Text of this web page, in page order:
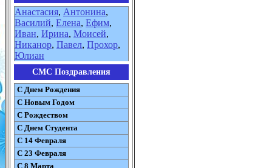
Анастасия, Антонина,
Василий, Елена, Ефим,
Иван, Ирина, Моисей,
Никанор, Павел, Прохор,
Юлиан
СМС Поздравления
С Днем Рождения
С Новым Годом
С Рождеством
C Днем Студента
С 14 Февраля
С 23 Февраля
С 8 Марта